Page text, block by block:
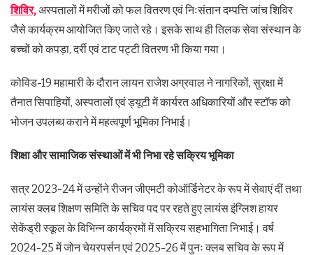
शिविर, अस्पतालों में मरीजों को फल वितरण एवं निःसंतान दम्पत्ति जांच शिविर
जैसे कार्यक्रम आयोजित किए जाते रहे। इसके साथ ही तिलक सेवा संस्थान के
बच्चों को कपड़ा, दर्री एवं टाट पट्टी वितरण भी किया गया।
कोविड-19 महामारी के दौरान लायन राजेश अग्रवाल ने नागरिकों, सुरक्षा में
तैनात सिपाहियों, अस्पतालों एवं ड्यूटी में कार्यरत अधिकारियों और स्टॉफ को
भोजन उपलब्ध कराने में महत्वपूर्ण भूमिका निभाई।
शिक्षा और सामाजिक संस्थाओं में भी निभा रहे सक्रिय भूमिका
सत्र 2023-24 में उन्होंने रीजन जीएमटी कोऑर्डिनेटर के रूप में सेवाएं दीं तथा
लायंस क्लब शिक्षण समिति के सचिव पद पर रहते हुए लायंस इंग्लिश हायर
सेकेंड्री स्कूल के विभिन्न कार्यक्रमों में सक्रिय सहभागिता निभाई। वर्ष
2024-25 में जोन चेयरपर्सन एवं 2025-26 में पुनः क्लब सचिव के रूप में